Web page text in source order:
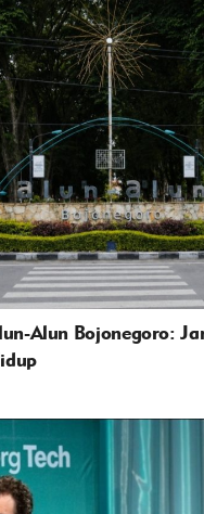
Alun Bojonegoro: